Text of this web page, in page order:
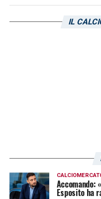
mantenere la porta
IL
Accomando:
Esposito ha